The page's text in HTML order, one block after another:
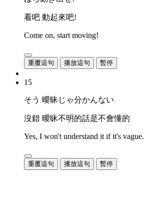
看吧 動起來吧!
Come on, start moving!
重覆這句 播放這句 暫停
15
そう 曖昧じゃ分かんない
沒錯 曖昧不明的話是不會懂的
Yes, I won't understand it if it's vague.
重覆這句 播放這句 暫停